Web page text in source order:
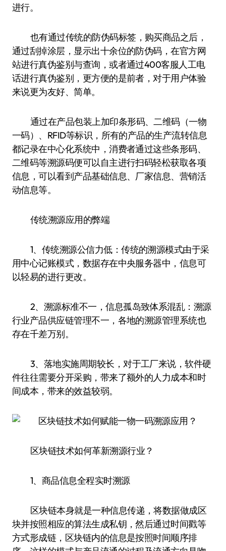
进行。
也有通过传统的防伪码标签，购买商品之后，
通过刮掉涂层，显示出十余位的防伪码，在官方网
站进行真伪鉴别与查询，或者通过400客服人工电
话进行真伪鉴别，更方便的是前者，对于用户体验
来说更为友好、简单。
通过在产品包装上加印条形码、二维码（一物
一码）、RFID等标识，所有的产品的生产流转信息
都记录在中心化系统中，消费者通过这些条形码、
二维码等溯源码便可以自主进行扫码轻松获取各项
信息，可以看到产品基础信息、厂家信息、营销活
动信息等。
传统溯源应用的弊端
1、传统溯源公信力低：传统的溯源模式由于采
用中心记账模式，数据存在中央服务器中，信息可
以轻易的进行更改。
2、溯源标准不一，信息孤岛致体系混乱：溯源
行业产品供应链管理不一，各地的溯源管理系统也
存在千差万别。
3、落地实施周期较长，对于工厂来说，软件硬
件往往需要分开采购，带来了额外的人力成本和时
间成本，带来的效益较弱。
区块链技术如何革新溯源行业？
1、商品信息全程实时溯源
区块链本身就是一种信息传递，将数据做成区
块并按照相应的算法生成私钥，然后通过时间戳等
方式形成链，区块链内的信息是按照时间顺序排